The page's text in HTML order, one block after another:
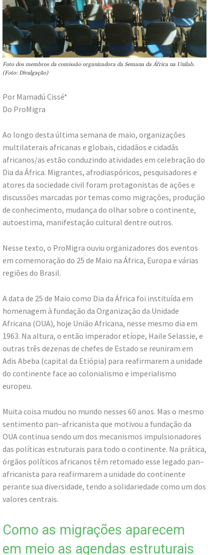
Foto dos membros da comissão organizadora da Semana da África na Unilab.
(Foto: Divulgação)
Por Mamadú Cissé*
Do ProMigra
Ao longo desta última semana de maio, organizações
multilaterais africanas e globais, cidadãos e cidadãs
africanos/as estão conduzindo atividades em celebração do
Dia da África. Migrantes, afrodiaspóricos, pesquisadores e
atores da sociedade civil foram protagonistas de ações e
discussões marcadas por temas como migrações, produção
de conhecimento, mudança do olhar sobre o continente,
autoestima, manifestação cultural dentre outros.
Nesse texto, o ProMigra ouviu organizadores dos eventos
em comemoração do 25 de Maio na África, Europa e várias
regiões do Brasil.
A data de 25 de Maio como Dia da África foi instituída em
homenagem à fundação da Organização da Unidade
Africana (OUA), hoje União Africana, nesse mesmo dia em
1963. Na altura, o então imperador etíope, Haile Selassie, e
outras três dezenas de chefes de Estado se reuniram em
Adis Abeba (capital da Etiópia) para reafirmarem a unidade
do continente face ao colonialismo e imperialismo
europeu.
Muita coisa mudou no mundo nesses 60 anos. Mas o mesmo
sentimento pan–africanista que motivou a fundação da
OUA continua sendo um dos mecanismos impulsionadores
das políticas estruturais para todo o continente. Na prática,
órgãos políticos africanos têm retomado esse legado pan–
africanista para reafirmarem a unidade do continente
perante sua diversidade, tendo a solidariedade como um dos
valores centrais.
Como as migrações aparecem
em meio as agendas estruturais